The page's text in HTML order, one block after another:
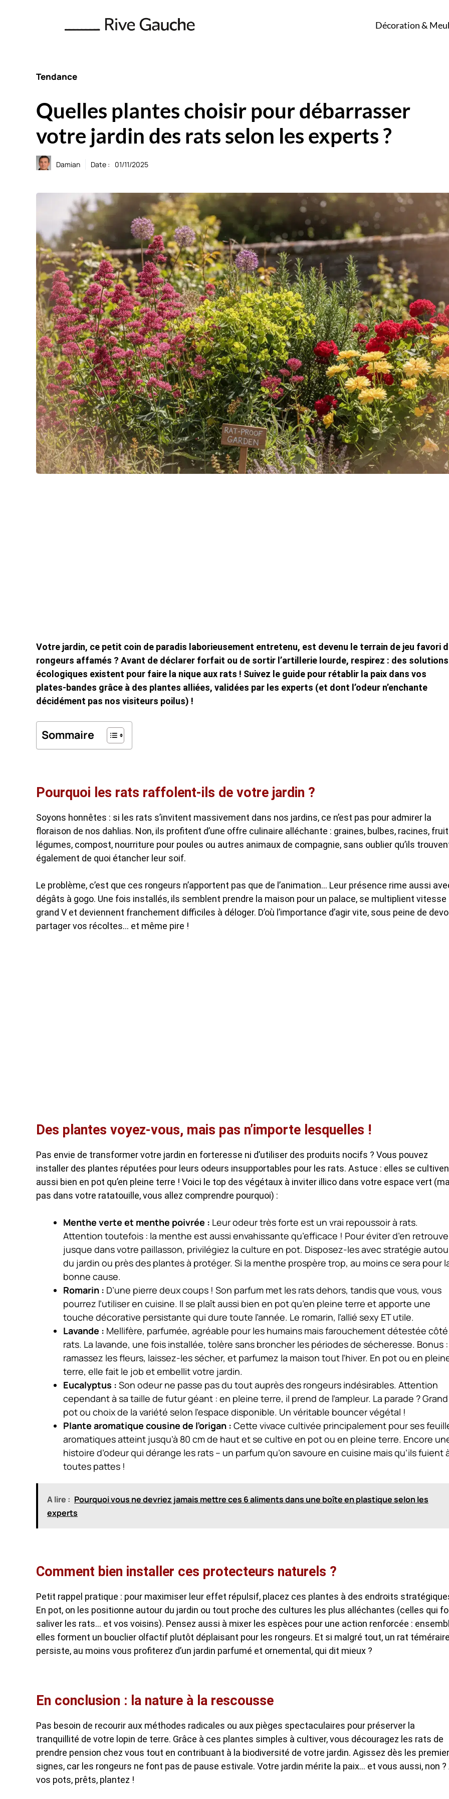
Décoration &
Tendance
Quelles plantes choisir pour débarrasser
votre jardin des rats selon les experts ?
Damian Date : 01/11/2025
Votre jardin, ce petit coin de paradis laborieusement entretenu, est devenu le terrain de jeu favori
rongeurs affamés ? Avant de déclarer forfait ou de sortir l’artillerie lourde, respirez : des solutions
écologiques existent pour faire la nique aux rats ! Suivez le guide pour rétablir la paix dans vos
plates-bandes grâce à des plantes alliées, validées par les experts (et dont l’odeur n’enchante
décidément pas nos visiteurs poilus) !
Sommaire
Pourquoi les rats raffolent-ils de votre jardin ?
Soyons honnêtes : si les rats s’invitent massivement dans nos jardins, ce n’est pas pour admirer la
floraison de nos dahlias. Non, ils profitent d’une offre culinaire alléchante : graines, bulbes, racines,
légumes, compost, nourriture pour poules ou autres animaux de compagnie, sans oublier qu’ils
également de quoi étancher leur soif.
Le problème, c’est que ces rongeurs n’apportent pas que de l’animation… Leur présence rime aussi
dégâts à gogo. Une fois installés, ils semblent prendre la maison pour un palace, se multiplient vitesse
grand V et deviennent franchement difficiles à déloger. D’où l’importance d’agir vite, sous peine de
partager vos récoltes… et même pire !
Des plantes voyez-vous, mais pas n’importe lesquelles !
Pas envie de transformer votre jardin en forteresse ni d’utiliser des produits nocifs ? Vous pouvez
installer des plantes réputées pour leurs odeurs insupportables pour les rats. Astuce : elles se
aussi bien en pot qu’en pleine terre ! Voici le top des végétaux à inviter illico dans votre espace vert
pas dans votre ratatouille, vous allez comprendre pourquoi) :
Menthe verte et menthe poivrée : Leur odeur très forte est un vrai repoussoir à rats.
Attention toutefois : la menthe est aussi envahissante qu’efficace ! Pour éviter d’en
jusque dans votre paillasson, privilégiez la culture en pot. Disposez-les avec stratégie
du jardin ou près des plantes à protéger. Si la menthe prospère trop, au moins ce sera pour
bonne cause.
Romarin : D’une pierre deux coups ! Son parfum met les rats dehors, tandis que vous, vous
pourrez l’utiliser en cuisine. Il se plaît aussi bien en pot qu’en pleine terre et apporte une
touche décorative persistante qui dure toute l’année. Le romarin, l’allié sexy ET utile.
Lavande : Mellifère, parfumée, agréable pour les humains mais farouchement détestée côté
rats. La lavande, une fois installée, tolère sans broncher les périodes de sécheresse. Bonus :
ramassez les fleurs, laissez-les sécher, et parfumez la maison tout l’hiver. En pot ou en
terre, elle fait le job et embellit votre jardin.
Eucalyptus : Son odeur ne passe pas du tout auprès des rongeurs indésirables. Attention
cependant à sa taille de futur géant : en pleine terre, il prend de l’ampleur. La parade ? Grand
pot ou choix de la variété selon l’espace disponible. Un véritable bouncer végétal !
Plante aromatique cousine de l’origan : Cette vivace cultivée principalement pour ses
aromatiques atteint jusqu’à 80 cm de haut et se cultive en pot ou en pleine terre. Encore
histoire d’odeur qui dérange les rats – un parfum qu’on savoure en cuisine mais qu’ils fuient
toutes pattes !
A lire : Pourquoi vous ne devriez jamais mettre ces 6 aliments dans une boîte en plastique selon les
experts
Comment bien installer ces protecteurs naturels ?
Petit rappel pratique : pour maximiser leur effet répulsif, placez ces plantes à des endroits
En pot, on les positionne autour du jardin ou tout proche des cultures les plus alléchantes (celles qui
saliver les rats… et vos voisins). Pensez aussi à mixer les espèces pour une action renforcée :
elles forment un bouclier olfactif plutôt déplaisant pour les rongeurs. Et si malgré tout, un rat
persiste, au moins vous profiterez d’un jardin parfumé et ornemental, qui dit mieux ?
En conclusion : la nature à la rescousse
Pas besoin de recourir aux méthodes radicales ou aux pièges spectaculaires pour préserver la
tranquillité de votre lopin de terre. Grâce à ces plantes simples à cultiver, vous découragez les rats de
prendre pension chez vous tout en contribuant à la biodiversité de votre jardin. Agissez dès les
signes, car les rongeurs ne font pas de pause estivale. Votre jardin mérite la paix… et vous aussi, non ?
vos pots, prêts, plantez !